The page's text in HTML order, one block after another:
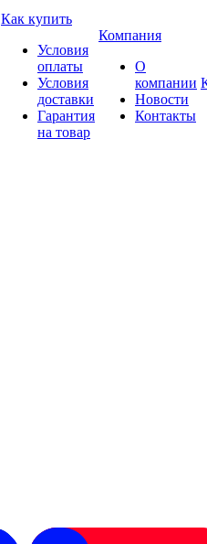
Как купить
Условия
оплаты
Условия
доставки
Гарантия
на товар
Компания
О
компании
Новости
Контакты